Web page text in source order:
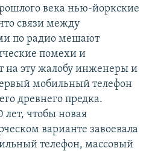
века нью-йоркские
связи между
по радио мешают
помехи и
на эту жалобу инженеры и
мобильный телефон
древнего предка.
лет, чтобы новая
варианте завоевала
телефон, массовый